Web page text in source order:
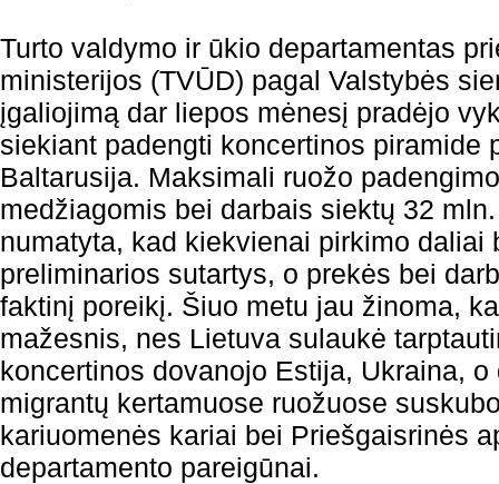
Turto valdymo ir ūkio departamentas
ministerijos (TVŪD) pagal Valstybės
įgaliojimą dar liepos mėnesį pradėjo
siekiant padengti koncertinos piramide
Baltarusija. Maksimali ruožo
medžiagomis bei darbais siektų 32
numatyta, kad kiekvienai pirkimo daliai
preliminarios sutartys, o prekės bei
faktinį poreikį. Šiuo metu jau žinoma,
mažesnis, nes Lietuva sulaukė
koncertinos dovanojo Estija, Ukraina,
migrantų kertamuose ruožuose
kariuomenės kariai bei Priešgaisrinės
departamento pareigūnai.